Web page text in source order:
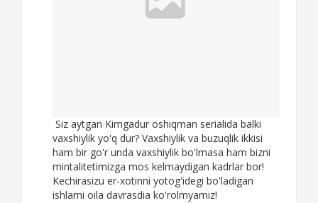
Siz aytgan Kimgadur oshiqman serialida balki
vaxshiylik yo'q dur? Vaxshiylik va buzuqlik ikkisi
ham bir go'r unda vaxshiylik bo'lmasa ham bizni
mintalitetimizga mos kelmaydigan kadrlar bor!
Kechirasizu er-xotinni yotog'idegi bo'ladigan
ishlarni oila davrasdia ko'rolmyamiz!